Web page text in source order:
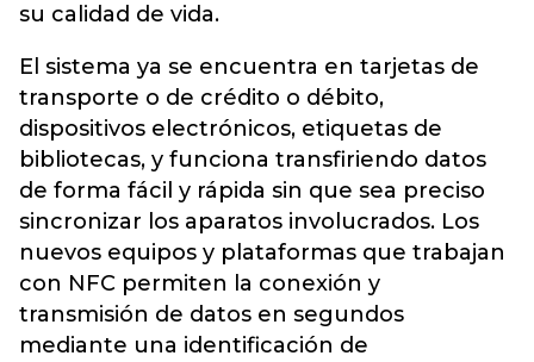
su calidad de vida.
El sistema ya se encuentra en tarjetas de
transporte o de crédito o débito,
dispositivos electrónicos, etiquetas de
bibliotecas, y funciona transfiriendo datos
de forma fácil y rápida sin que sea preciso
sincronizar los aparatos involucrados. Los
nuevos equipos y plataformas que trabajan
con NFC permiten la conexión y
transmisión de datos en segundos
mediante una identificación de